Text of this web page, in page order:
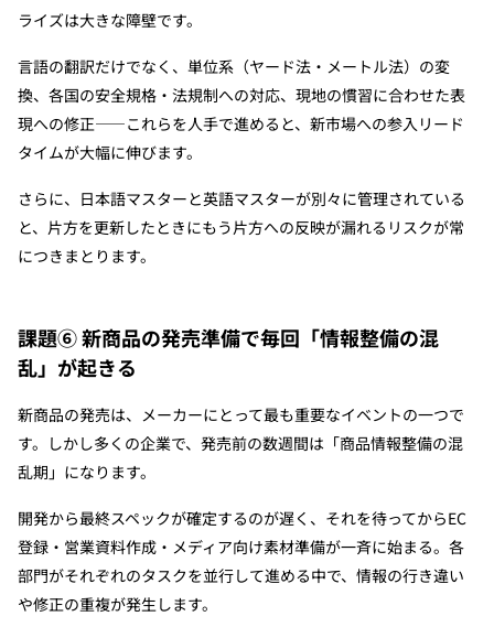
ライズは大きな障壁です。
言語の翻訳だけでなく、単位系（ヤード法・メートル法）の変
換、各国の安全規格・法規制への対応、現地の慣習に合わせた表
現への修正——これらを人手で進めると、新市場への参入リード
タイムが大幅に伸びます。
さらに、日本語マスターと英語マスターが別々に管理されている
と、片方を更新したときにもう片方への反映が漏れるリスクが常
につきまとります。
課題⑥ 新商品の発売準備で毎回「情報整備の混
乱」が起きる
新商品の発売は、メーカーにとって最も重要なイベントの一つで
す。しかし多くの企業で、発売前の数週間は「商品情報整備の混
乱期」になります。
開発から最終スペックが確定するのが遅く、それを待ってからEC
登録・営業資料作成・メディア向け素材準備が一斉に始まる。各
部門がそれぞれのタスクを並行して進める中で、情報の行き違い
や修正の重複が発生します。